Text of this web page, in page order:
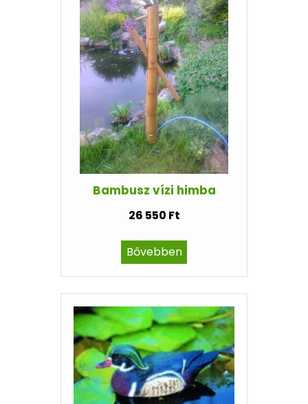
Bambusz vízi himba
26 550 Ft
Bővebben